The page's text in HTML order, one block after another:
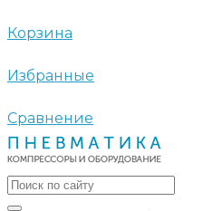
Корзина
Избранные
Сравнение